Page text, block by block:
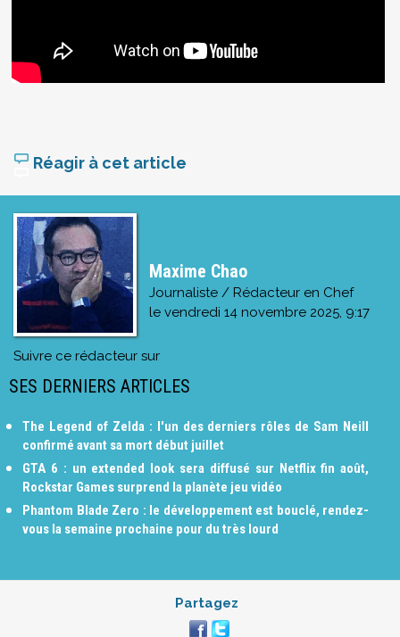
Réagir à cet article
Maxime Chao
Journaliste / Rédacteur en Chef
le vendredi 14 novembre 2025, 9:17
Suivre ce rédacteur sur
SES DERNIERS ARTICLES
The Legend of Zelda : l'un des derniers rôles de Sam Neill
confirmé avant sa mort début juillet
GTA 6 : un extended look sera diffusé sur Netflix fin août,
Rockstar Games surprend la planète jeu vidéo
Phantom Blade Zero : le développement est bouclé, rendez-
vous la semaine prochaine pour du très lourd
Partagez